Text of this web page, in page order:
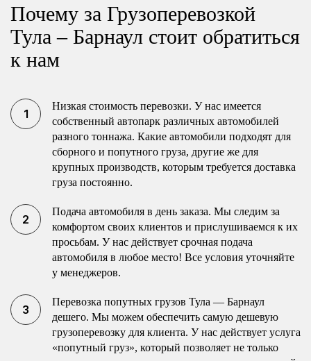
Почему за Грузоперевозкой
Тула – Барнаул стоит обратиться
к нам
Низкая стоимость перевозки. У нас имеется
собственный автопарк различных автомобилей
разного тоннажа. Какие автомобили подходят для
сборного и попутного груза, другие же для
крупных производств, которым требуется доставка
груза постоянно.
Подача автомобиля в день заказа. Мы следим за
комфортом своих клиентов и прислушиваемся к их
просьбам. У нас действует срочная подача
автомобиля в любое место! Все условия уточняйте
у менеджеров.
Перевозка попутных грузов Тула — Барнаул
дешего. Мы можем обеспечить самую дешевую
грузоперевозку для клиента. У нас действует услуга
«попутный груз», который позволяет не только